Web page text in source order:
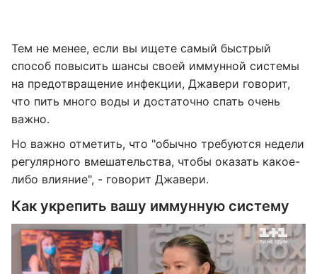
Тем не менее, если вы ищете самый быстрый
способ повысить шансы своей иммунной системы
на предотвращение инфекции, Джавери говорит,
что пить много воды и достаточно спать очень
важно.
Но важно отметить, что "обычно требуются недели
регулярного вмешательства, чтобы оказать какое-
либо влияние", - говорит Джавери.
Как укрепить вашу иммунную систему